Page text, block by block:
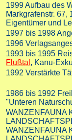
1999Aufbau des
Markgrafenstr. 67,
Eigentümer und
1997 bis 1998
1996
1993 bis 1995
Flußtal , Kanu-
1992 Verstärkte
1986 bis 1992
"Unteren
WANZENFAUNA
WANZENFAUNA